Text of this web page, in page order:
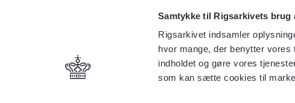
Samtykke til Rigsarkivets brug
Rigsarkivet indsamler
hvor mange, der benytter
indholdet og gøre vores
som kan sætte cookies til
05-01-1894
Kunne ikke udfyldes